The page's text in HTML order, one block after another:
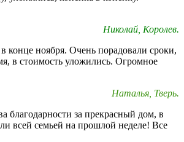
Николай, Королев.
конце ноября. Очень порадовали сроки,
в стоимость уложились. Огромное
Наталья, Тверь.
благодарности за прекрасный дом, в
всей семьей на прошлой неделе! Все